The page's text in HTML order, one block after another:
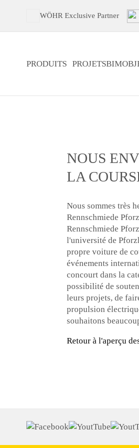
WÖHR Exclusive Partner
PRODUITS PROJETS
NOUS
LA
Nous sommes très
Rennschmiede
Rennschmiede
l'université de
propre voiture de
événements
concourt dans la
possibilité de
leurs projets, de
propulsion
souhaitons
Retour à l'aperçu